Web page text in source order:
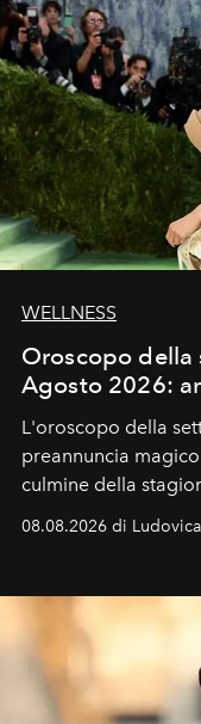
WELLNESS
Oroscopo della
Agosto 2026:
L'oroscopo della
preannuncia
culmine della
favorevole della
ideale per la notte
08.08.2026 di